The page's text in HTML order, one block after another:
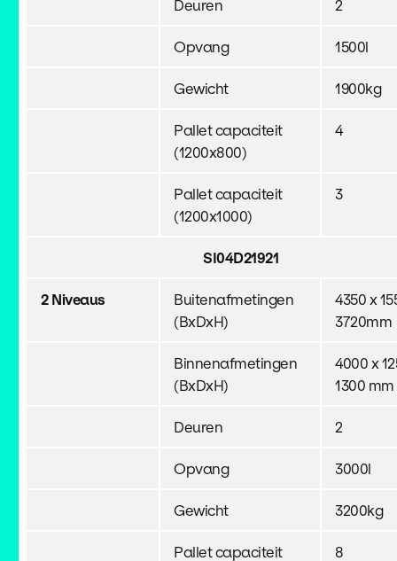
Deuren 2
Opvang 1500l
Gewicht 1900kg
Pallet capaciteit
(1200x800)
4
Pallet capaciteit
(1200x1000)
3
SI04D21921
2 Niveaus
Buitenafmetingen
(BxDxH)
4350 x
3720mm
Binnenafmetingen
(BxDxH)
4000 x
1300
Deuren 2
Opvang 3000l
Gewicht 3200kg
Pallet capaciteit
8